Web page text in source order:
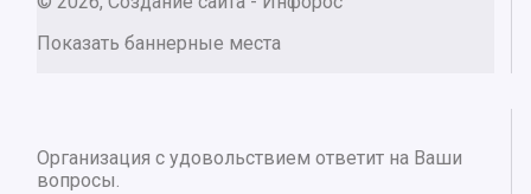
Показать баннерные места
Организация с удовольствием ответит на Ваши
вопросы.